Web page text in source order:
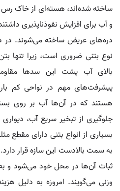
ساخته شده‌اند، هسته‌ای از خاک
و آب برای افزایش نفوذناپذیری
دره‌های عریض ساخته می‌شوند. در
نوع بتنی ضروری است، زیرا تنها
بالای آب پشت این سدها
پیشرفت‌های مهم در نواحی کم
هستند که در آن‌ها آب بر روی
جلوگیری از تبخیر سریع آب،
بسیاری از انواع بتنی دارای مقطع
به سمت بالادست این سازه قرار
ثبات آن‌ها در محل خود می‌شود و
وزنی می‌گویند. امروزه به دلیل